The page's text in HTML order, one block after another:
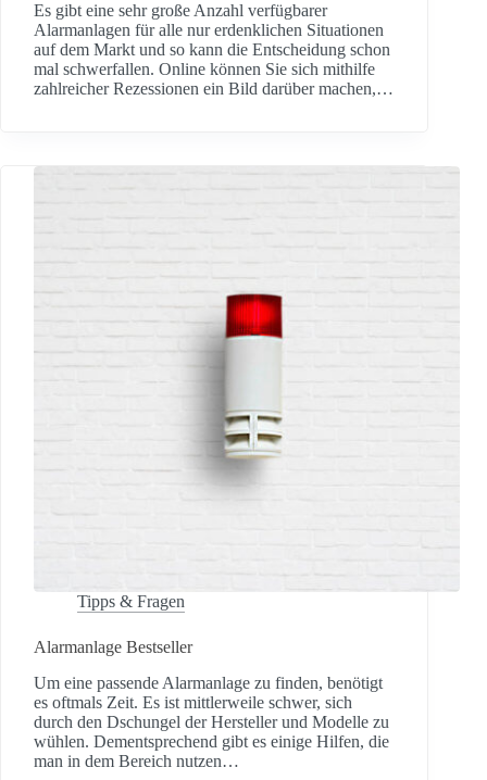
Es gibt eine sehr große Anzahl verfügbarer
Alarmanlagen für alle nur erdenklichen Situationen
auf dem Markt und so kann die Entscheidung schon
mal schwerfallen. Online können Sie sich mithilfe
zahlreicher Rezessionen ein Bild darüber machen,…
Tipps & Fragen
Alarmanlage Bestseller
Um eine passende Alarmanlage zu finden, benötigt
es oftmals Zeit. Es ist mittlerweile schwer, sich
durch den Dschungel der Hersteller und Modelle zu
wühlen. Dementsprechend gibt es einige Hilfen, die
man in dem Bereich nutzen…